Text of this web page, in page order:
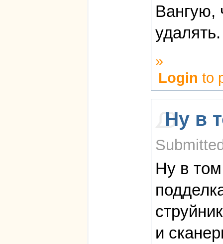
Вангую,
удалять.
»
Login to
Ну в
Ну в
и